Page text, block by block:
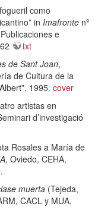
como
in Imafronte nº
e
txt
de Sant Joan,
de Cultura de la
1995. cover
artistas en
d’investigació
Rosales a María de
, Oviedo, CEHA,
muerta (Tejeda,
CACL y MUA,